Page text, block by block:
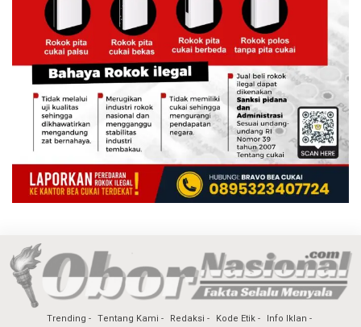
Trending Tentang Kami Redaksi Kode Etik Info Iklan